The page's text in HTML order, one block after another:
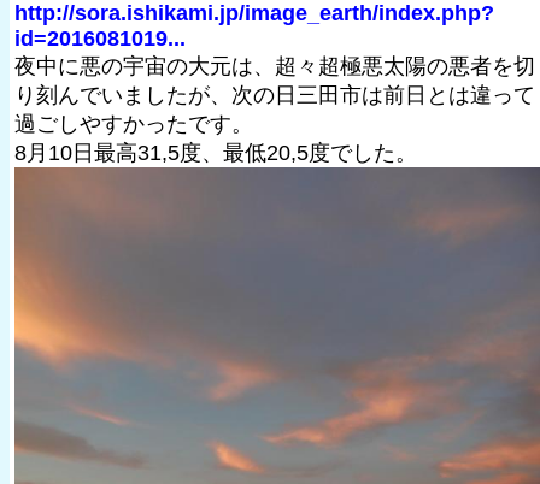
http://sora.ishikami.jp/image_earth/index.php?
id=2016081019...
夜中に悪の宇宙の大元は、超々超極悪太陽の悪者を切
り刻んでいましたが、次の日三田市は前日とは違って
過ごしやすかったです。
8月10日最高31,5度、最低20,5度でした。